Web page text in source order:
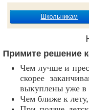
Школьникам
Примите решение
Чем лучше и
скорее
выкуплены уже в
Чем ближе к